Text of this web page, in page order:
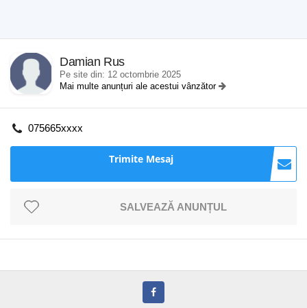
Damian Rus
Pe site din: 12 octombrie 2025
Mai multe anunțuri ale acestui vânzător
075665xxxx
Trimite Mesaj
SALVEAZĂ ANUNȚUL